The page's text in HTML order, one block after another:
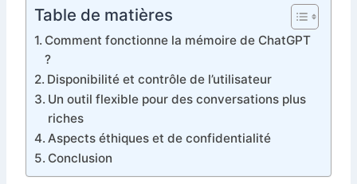
Table de matières
Comment fonctionne la mémoire de ChatGPT
?
Disponibilité et contrôle de l’utilisateur
Un outil flexible pour des conversations plus
riches
Aspects éthiques et de confidentialité
Conclusion